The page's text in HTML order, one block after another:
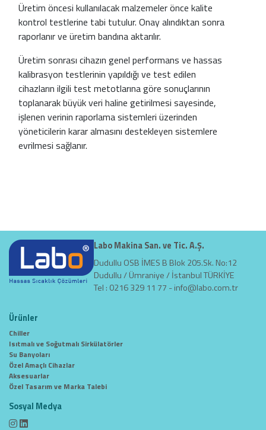
Üretim öncesi kullanılacak malzemeler önce kalite
kontrol testlerine tabi tutulur. Onay alındıktan sonra
raporlanır ve üretim bandına aktarılır.
Üretim sonrası cihazın genel performans ve hassas
kalibrasyon testlerinin yapıldığı ve test edilen
cihazların ilgili test metotlarına göre sonuçlarının
toplanarak büyük veri haline getirilmesi sayesinde,
işlenen verinin raporlama sistemleri üzerinden
yöneticilerin karar almasını destekleyen sistemlere
evrilmesi sağlanır.
Labo Makina San. ve Tic. A.Ş.
Dudullu OSB İMES B Blok 205.Sk. No:12
Dudullu / Ümraniye / İstanbul TÜRKİYE
Tel : 0216 329 11 77 -info@labo.com.tr
Ürünler
Chiller
Isıtmalı ve Soğutmalı Sirkülatörler
Su Banyoları
Özel Amaçlı Cihazlar
Aksesuarlar
Özel Tasarım ve Marka Talebi
Sosyal Medya